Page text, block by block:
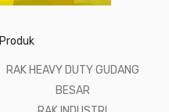
RAK HEAVY DUTY GUDANG
BESAR